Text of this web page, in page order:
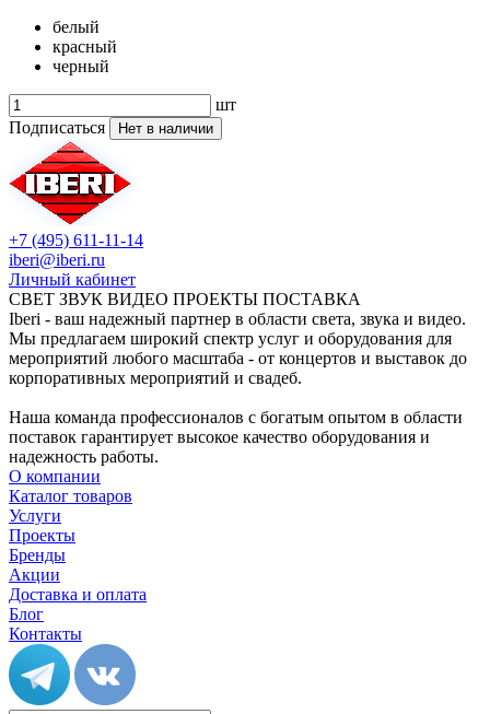
белый
красный
черный
шт
Подписаться
Нет в наличии
+7 (495) 611-11-14
iberi@iberi.ru
Личный кабинет
СВЕТ ЗВУК ВИДЕО ПРОЕКТЫ ПОСТАВКА
Iberi - ваш надежный партнер в области света, звука и видео.
Мы предлагаем широкий спектр услуг и оборудования для
мероприятий любого масштаба - от концертов и выставок до
корпоративных мероприятий и свадеб.
Наша команда профессионалов с богатым опытом в области
поставок гарантирует высокое качество оборудования и
надежность работы.
О компании
Каталог товаров
Услуги
Проекты
Бренды
Акции
Доставка и оплата
Блог
Контакты